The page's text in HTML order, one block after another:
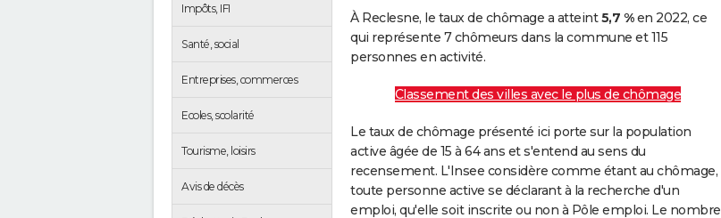
Impôts, IFI
Santé, social
Entreprises, commerces
Ecoles, scolarité
Tourisme, loisirs
Avis de décès
À Reclesne, le taux de chômage a atteint5,7 %en 2022, ce
qui représente 7 chômeurs dans la commune et 115
personnes en activité.
Classement des villes avec le plus de chômage
Le taux de chômage présenté ici porte sur la population
active âgée de 15 à 64 ans et s'entend au sens du
recensement. L'Insee considère comme étant au chômage,
toute personne active se déclarant à la recherche d'un
emploi, qu'elle soit inscrite ou non à Pôle emploi. Le nombre